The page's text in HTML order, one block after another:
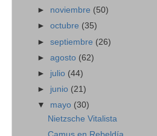
► noviembre (50)
►octubre (35)
►septiembre (26)
►agosto (62)
► julio (44)
► junio (21)
▼ mayo (30)
Nietzsche Vitalista